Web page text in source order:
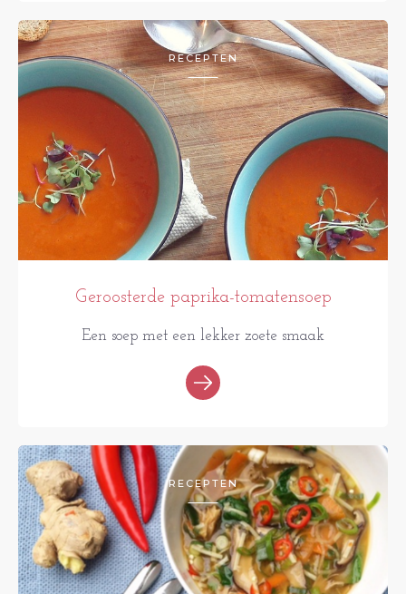
RECEPTEN
Geroosterde paprika-tomatensoep
Een soep met een lekker zoete smaak
RECEPTEN